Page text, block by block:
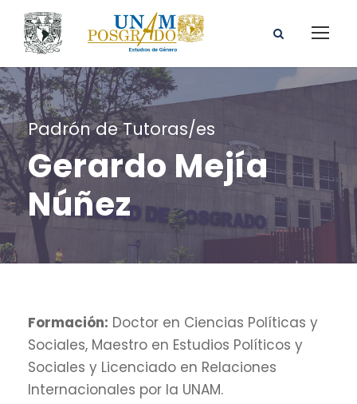
Padrón de Tutoras/es
Gerardo Mejía
Núñez
Formación: Doctor en Ciencias Políticas y
Sociales, Maestro en Estudios Políticos y
Sociales y Licenciado en Relaciones
Internacionales por la UNAM.